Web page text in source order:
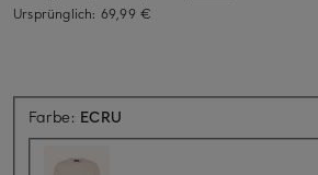
Ursprünglich: 69,99 €
Farbe: ECRU